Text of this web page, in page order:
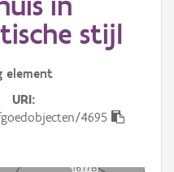
stijl
element
URI
4695